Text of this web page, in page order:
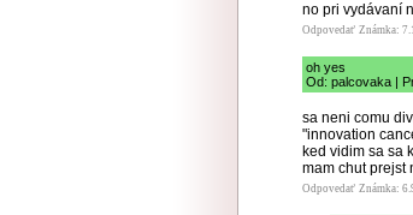
no pri vydávaní
Odpovedať Známka:
oh yes
Od: palcovaka |
sa neni comu
"innovation
ked vidim sa sa
mam chut prejst
Odpovedať Známka: